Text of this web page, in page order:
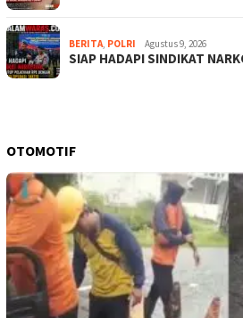
BERITA, POLRI Agustus 9, 2026
SIAP HADAPI SINDIKAT
OTOMOTIF